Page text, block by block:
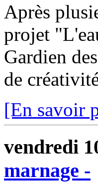
Après
projet
Gardien
de
[En savoir
vendredi
marnage -